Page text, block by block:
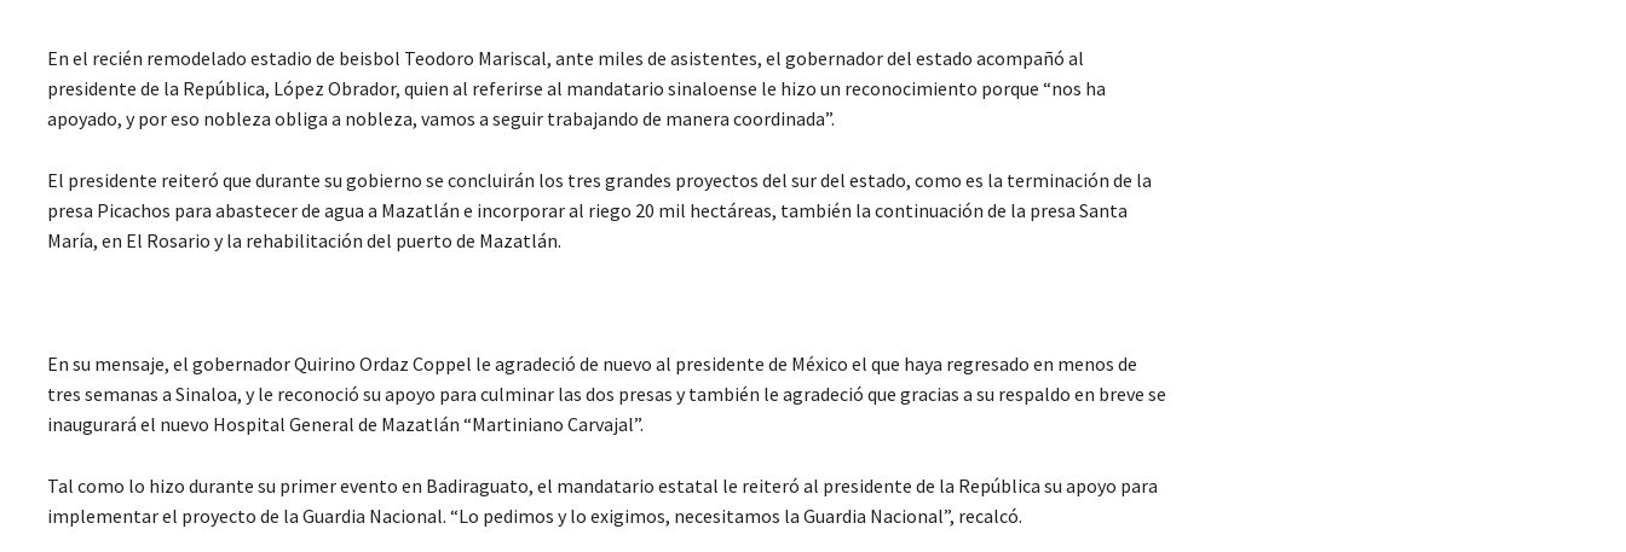
En el recién remodelado estadio de beisbol Teodoro Mariscal, ante miles de asistentes, el gobernador del estado acompañó al
presidente de la República, López Obrador, quien al referirse al mandatario sinaloense le hizo un reconocimiento porque “nos ha
apoyado, y por eso nobleza obliga a nobleza, vamos a seguir trabajando de manera coordinada”.
El presidente reiteró que durante su gobierno se concluirán los tres grandes proyectos del sur del estado, como es la terminación de la
presa Picachos para abastecer de agua a Mazatlán e incorporar al riego 20 mil hectáreas, también la continuación de la presa Santa
María, en El Rosario y la rehabilitación del puerto de Mazatlán.
En su mensaje, el gobernador Quirino Ordaz Coppel le agradeció de nuevo al presidente de México el que haya regresado en menos de
tres semanas a Sinaloa, y le reconoció su apoyo para culminar las dos presas y también le agradeció que gracias a su respaldo en breve se
inaugurará el nuevo Hospital General de Mazatlán “Martiniano Carvajal”.
Tal como lo hizo durante su primer evento en Badiraguato, el mandatario estatal le reiteró al presidente de la República su apoyo para
implementar el proyecto de la Guardia Nacional. “Lo pedimos y lo exigimos, necesitamos la Guardia Nacional”, recalcó.